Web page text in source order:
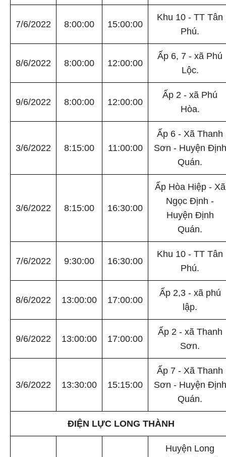
7/6/2022 8:00:00 15:00:00
Khu 10 - TT Tân
Phú.
8/6/2022 8:00:00 12:00:00
Ấp 6, 7 - xã Phú
Lộc.
9/6/2022 8:00:00 12:00:00
Ấp 2 - xã Phú
Hòa.
3/6/2022 8:15:00 11:00:00
Ấp 6 - Xã Thanh
Sơn - Huyện Định
Quán.
3/6/2022 8:15:00 16:30:00
Ấp Hòa Hiệp - Xã
Ngọc Định -
Huyện Định
Quán.
7/6/2022 9:30:00 16:30:00
Khu 10 - TT Tân
Phú.
8/6/2022 13:00:00 17:00:00
Ấp 2,3 - xã phú
lập.
9/6/2022 13:00:00 17:00:00
Ấp 2 - xã Thanh
Sơn.
3/6/2022 13:30:00 15:15:00
Ấp 7 - Xã Thanh
Sơn - Huyện Định
Quán.
ĐIỆN LỰC LONG THÀNH
Huyện Long